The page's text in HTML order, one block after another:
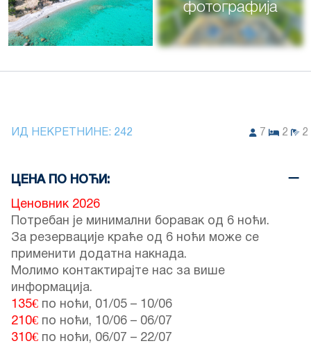
фотографија
ИД НЕКРЕТНИНЕ: 242 7 2 2
ЦЕНА ПО НОЋИ:
Ценовник 2026
Потребан је минимални боравак од 6 ноћи.
За резервације краће од 6 ноћи може се
применити додатна накнада.
Молимо контактирајте нас за више
информација.
135€ по ноћи, 01/05 – 10/06
210€ по ноћи, 10/06 – 06/07
310€ по ноћи, 06/07 – 22/07